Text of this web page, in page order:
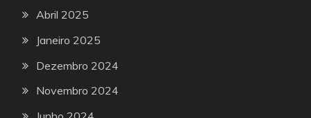
Abril 2025
Janeiro 2025
Dezembro 2024
Novembro 2024